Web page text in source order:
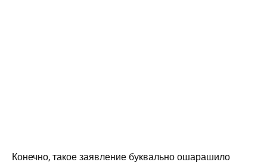
Конечно, такое заявление буквально ошарашило